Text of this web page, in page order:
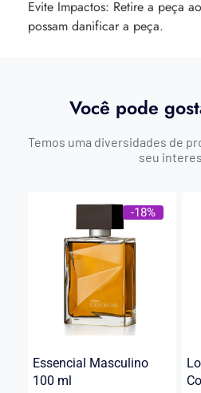
Evite Impactos: Retire a peça
possam danificar a peça.
Você pode
Temos uma diversidades de
seu
-18%
Essencial Masculino
100 ml